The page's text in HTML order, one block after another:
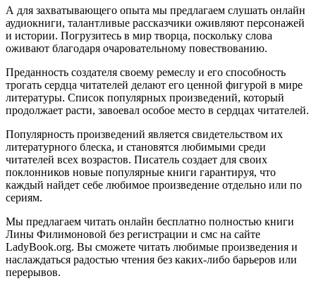
А для захватывающего опыта мы предлагаем слушать онлайн
аудиокниги, талантливые рассказчики оживляют персонажей
и истории. Погрузитесь в мир творца, поскольку слова
оживают благодаря очаровательному повествованию.
Преданность создателя своему ремеслу и его способность
трогать сердца читателей делают его ценной фигурой в мире
литературы. Список популярных произведений, который
продолжает расти, завоевал особое место в сердцах читателей.
Популярность произведений является свидетельством их
литературного блеска, и становятся любимыми среди
читателей всех возрастов. Писатель создает для своих
поклонников новые популярные книги гарантируя, что
каждый найдет себе любимое произведение отдельно или по
сериям.
Мы предлагаем читать онлайн бесплатно полностью книги
Лины Филимоновой без регистрации и смс на сайте
LadyBook.org. Вы сможете читать любимые произведения и
наслаждаться радостью чтения без каких-либо барьеров или
перерывов.